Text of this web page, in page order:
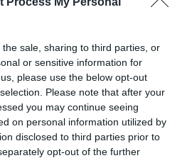
sale, sharing to third parties, or
or sensitive information for
please use the below opt-out
Please note that after your
you may continue seeing
on personal information utilized by
disclosed to third parties prior to
opt-out of the further
Amanda Seyfried True Make Up Nina: Costume Party